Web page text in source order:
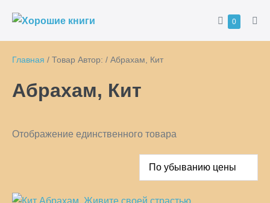
содержимому
Корзина
0Товары
Главная / Товар Автор: / Абрахам, Кит
Абрахам, Кит
Отображение единственного товара